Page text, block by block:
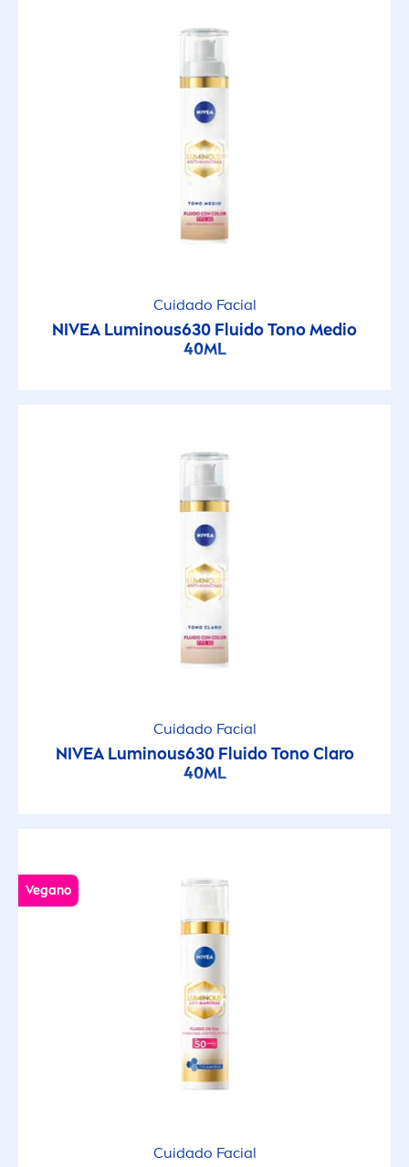
Cuidado Facial
NIVEA Luminous630 Fluido Tono Medio
40ML
Cuidado Facial
NIVEA Luminous630 Fluido Tono Claro
40ML
Vegano
Cuidado Facial